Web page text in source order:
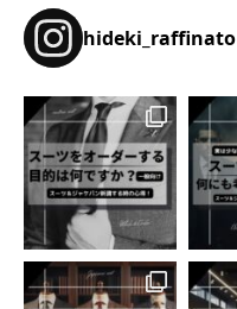
hideki_raffinato